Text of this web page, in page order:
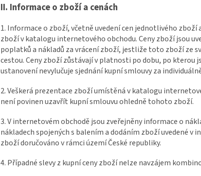
II. Informace o zboží a cenách
1. Informace o zboží, včetně uvedení cen jednotlivého
zboží v katalogu internetového obchodu. Ceny zboží jsou
poplatků a nákladů za vrácení zboží, jestliže toto zboží ze
cestou. Ceny zboží zůstávají v platnosti po dobu, po kterou
ustanovení nevylučuje sjednání kupní smlouvy za
2. Veškerá prezentace zboží umístěná v katalogu
není povinen uzavřít kupní smlouvu ohledně tohoto zboží.
3. V internetovém obchodě jsou zveřejněny informace o
nákladech spojených s balením a dodáním zboží uvedené
zboží doručováno v rámci území České republiky.
4. Případné slevy z kupní ceny zboží nelze navzájem